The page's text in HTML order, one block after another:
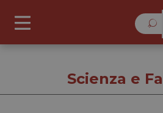
Scienza e